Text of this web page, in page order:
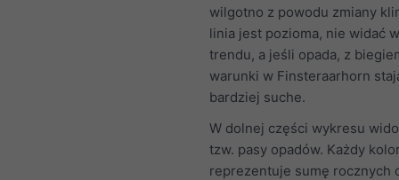
wilgotno z powodu zmiany
linia jest pozioma, nie widać
trendu, a jeśli opada, z
warunki w Finsteraarhorn
bardziej suche.
W dolnej części wykresu
tzw. pasy opadów. Każdy
reprezentuje sumę rocznych